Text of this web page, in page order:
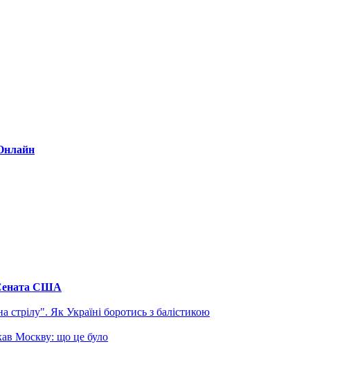
Сената США
Як Україні боротись з балістикою
Москву: що це було